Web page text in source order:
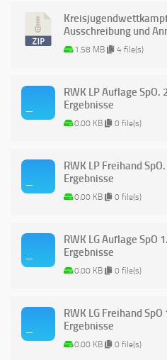
Ausschreibung und
1.58 MB 4 file(s)
RWK LP Auflage
Ergebnisse
0.00 KB 0 file(s)
RWK LP Freihand
Ergebnisse
0.00 KB 0 file(s)
RWK LG Auflage SpO
Ergebnisse
0.00 KB 0 file(s)
RWK LG Freihand
Ergebnisse
0.00 KB 0 file(s)